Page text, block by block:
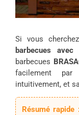
Si vous
barbecues avec
barbecues
facilement
intuitivement, et
Résumé rapide